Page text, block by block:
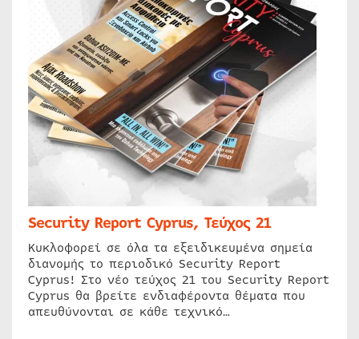
Security Report Cyprus, Τεύχος 21
Κυκλοφορεί σε όλα τα εξειδικευμένα σημεία
διανομής το περιοδικό Security Report
Cyprus! Στο νέο τεύχος 21 του Security Report
Cyprus θα βρείτε ενδιαφέροντα θέματα που
απευθύνονται σε κάθε τεχνικό…